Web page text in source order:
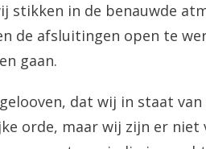
stikken in de benauwde
de afsluitingen open te
gaan.
dat wij in staat
orde, maar wij zijn er